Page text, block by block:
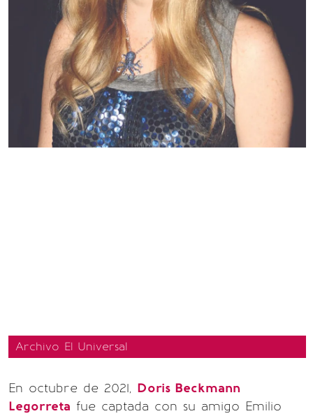
Archivo El Universal
En octubre de 2021, Doris Beckmann
Legorreta fue captada con su amigo Emilio